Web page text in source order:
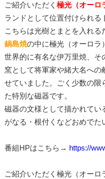
ご紹介いただく 極光（オーロ
ランドとして位置付けられる
こちらは光樹とまとを入れる
鍋島焼の中に極光（オーロラ
世界的に有名な伊万里焼、そ
窯として将軍家や緒大名への
せていました。ごく少数の
た特別な磁器です。
磁器の文様として描かれてい
がなる・根付くなどおめでた
番組HPはこちら→ https://
ご紹介いただく極光（オー